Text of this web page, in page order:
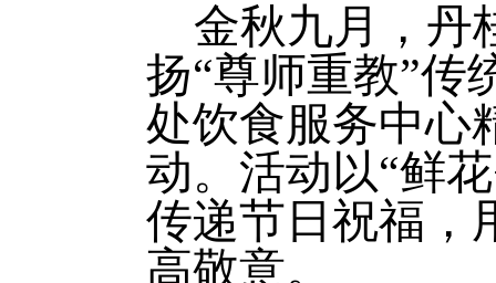
金秋九月，丹
扬“尊师重教”传
处饮食服务中心
动。活动以“鲜
传递节日祝福，
高敬意。